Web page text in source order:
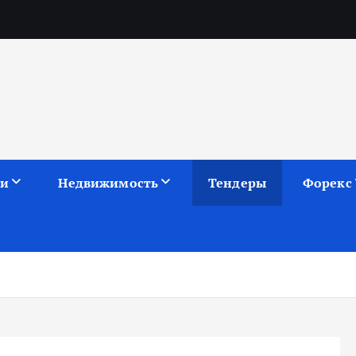
Недвижимость Тендеры Форекс